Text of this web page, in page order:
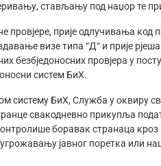
стављању под наџор те
провјере, прије одлучивања код
визе типа “Д“ и прије
безбједоносних провјера у
систем БиХ.
систему БиХ, Служба у оквиру
свакодневно прикупља
боравак странаца
јавног поретка или